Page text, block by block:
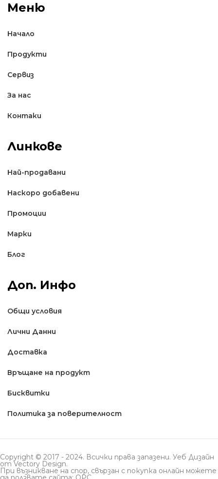
Меню
Начало
Продукти
Сервиз
За нас
Контаки
Линкове
Най-продавани
Наскоро добавени
Промоции
Марки
Блог
Доп. Инфо
Общи условия
Лични Данни
Доставкa
Връщане на продукт
Бисквитки
Политика за поверителност
Copyright © 2017 - 2024. Всички права запазени. Уеб Дизайн
от Vectory Design.
При възникване на спор, свързан с покупка онлайн можете